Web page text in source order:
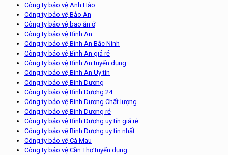
Công ty bảo vệ Anh Hào
Công ty bảo vệ Bảo An
Công ty bảo vệ bao ăn ở
Công ty bảo vệ Bình An
Công ty bảo vệ Bình An Bắc Ninh
Công ty bảo vệ Bình An giá rẻ
Công ty bảo vệ Bình An tuyển dụng
Công ty bảo vệ Bình An Uy tín
Công ty bảo vệ Bình Dương
Công ty bảo vệ Bình Dương 24
Công ty bảo vệ Bình Dương Chất lượng
Công ty bảo vệ Bình Dương rẻ
Công ty bảo vệ Bình Dương uy tín giá rẻ
Công ty bảo vệ Bình Dương uy tín nhất
Công ty bảo vệ Cà Mau
Công ty bảo vệ Cần Thơ tuyển dụng